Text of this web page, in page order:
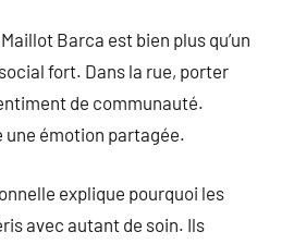
Barca est bien plus qu’un
fort. Dans la rue, porter
de communauté.
émotion partagée.
explique pourquoi les
avec autant de soin. Ils